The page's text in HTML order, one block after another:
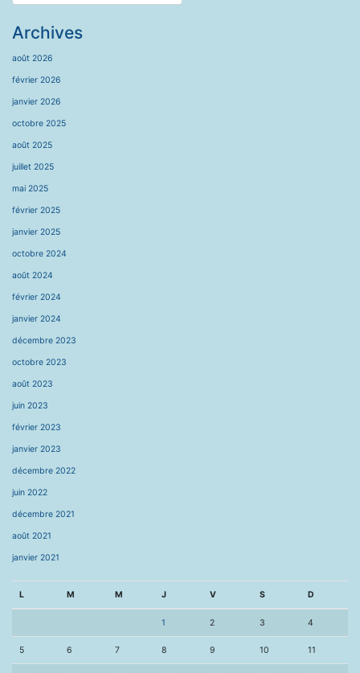
Archives
août 2026
février 2026
janvier 2026
octobre 2025
août 2025
juillet 2025
mai 2025
février 2025
janvier 2025
octobre 2024
août 2024
février 2024
janvier 2024
décembre 2023
octobre 2023
août 2023
juin 2023
février 2023
janvier 2023
décembre 2022
juin 2022
décembre 2021
août 2021
janvier 2021
L M M J V S D
1 2 3 4
5 6 7 8 9 10 11